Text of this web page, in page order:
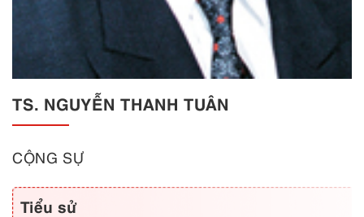
TS. NGUYỄN THANH TUÂN
CỘNG SỰ
Tiểu sử